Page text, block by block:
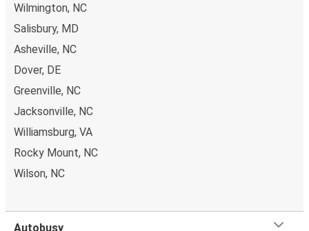
Wilmington, NC
Salisbury, MD
Asheville, NC
Dover, DE
Greenville, NC
Jacksonville, NC
Williamsburg, VA
Rocky Mount, NC
Wilson, NC
Autobusy